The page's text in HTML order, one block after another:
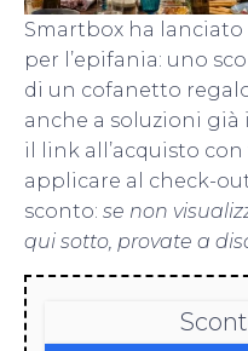
Smartbox ha lanciato
per l’epifania: uno
di un cofanetto
anche a soluzioni
il link all’acquisto
applicare al check-
sconto: se non
qui sotto, provate a